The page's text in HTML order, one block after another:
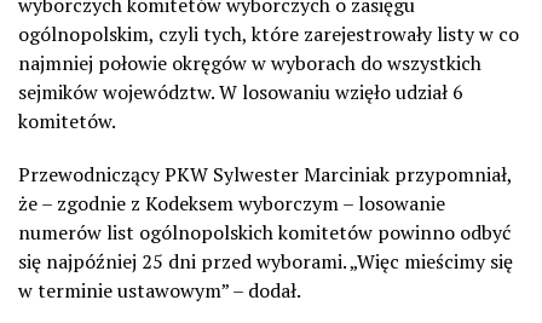
ogólnopolskim, czyli tych, które zarejestrowały listy w co
najmniej połowie okręgów w wyborach do wszystkich
sejmików województw. W losowaniu wzięło udział 6
komitetów.
Przewodniczący PKW Sylwester Marciniak przypomniał,
że – zgodnie z Kodeksem wyborczym – losowanie
numerów list ogólnopolskich komitetów powinno odbyć
się najpóźniej 25 dni przed wyborami. „Więc mieścimy się
w terminie ustawowym” – dodał.